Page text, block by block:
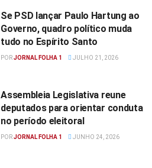
Se PSD lançar Paulo Hartung ao
Governo, quadro político muda
tudo no Espírito Santo
PORJORNAL FOLHA 1 JULHO 21, 2026
Assembleia Legislativa reune
deputados para orientar conduta
no período eleitoral
PORJORNAL FOLHA 1 JUNHO 24, 2026